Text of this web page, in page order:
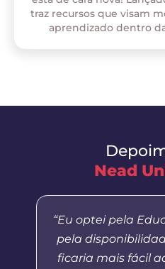
traz recursos que visam
aprendizado dentro
Nead
“Eu optei pela
pela
ficaria mais fácil